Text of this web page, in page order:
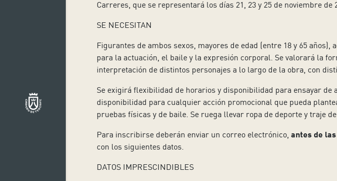
Carreres, que se representará los días 21, 23 y 25 de noviembre de
SE NECESITAN
Figurantes de ambos sexos, mayores de edad (entre 18 y 65
para la actuación, el baile y la expresión corporal. Se valorará la
interpretación de distintos personajes a lo largo de la obra, con
Se exigirá flexibilidad de horarios y disponibilidad para ensayar
disponibilidad para cualquier acción promocional que pueda
pruebas físicas y de baile. Se ruega llevar ropa de deporte y traje de
Para inscribirse deberán enviar un correo electrónico, antes de
con los siguientes datos.
DATOS IMPRESCINDIBLES